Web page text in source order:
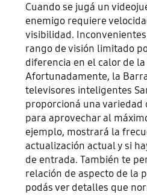
Cuando se jugá un
enemigo requiere
visibilidad.
rango de visión limitado
diferencia en el calor de
Afortunadamente, la
televisores inteligentes
proporcioná una variedad
para aprovechar al
ejemplo, mostrará la
actualización actual y si
de entrada. También te
relación de aspecto de la
podás ver detalles que